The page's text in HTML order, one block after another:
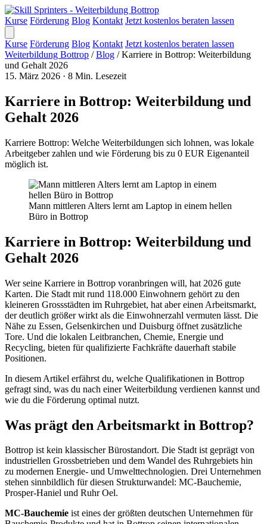
Kurse Förderung Blog Kontakt Jetzt kostenlos beraten lassen
Kurse Förderung Blog Kontakt Jetzt kostenlos beraten lassen
Weiterbildung Bottrop / Blog / Karriere in Bottrop: Weiterbildung
und Gehalt 2026
15. März 2026 · 8 Min. Lesezeit
Karriere in Bottrop: Weiterbildung und
Gehalt 2026
Karriere Bottrop: Welche Weiterbildungen sich lohnen, was lokale
Arbeitgeber zahlen und wie Förderung bis zu 0 EUR Eigenanteil
möglich ist.
Mann mittleren Alters lernt am Laptop in einem hellen
Büro in Bottrop
Karriere in Bottrop: Weiterbildung und
Gehalt 2026
Wer seine Karriere in Bottrop voranbringen will, hat 2026 gute
Karten. Die Stadt mit rund 118.000 Einwohnern gehört zu den
kleineren Grossstädten im Ruhrgebiet, hat aber einen Arbeitsmarkt,
der deutlich größer wirkt als die Einwohnerzahl vermuten lässt. Die
Nähe zu Essen, Gelsenkirchen und Duisburg öffnet zusätzliche
Tore. Und die lokalen Leitbranchen, Chemie, Energie und
Recycling, bieten für qualifizierte Fachkräfte dauerhaft stabile
Positionen.
In diesem Artikel erfährst du, welche Qualifikationen in Bottrop
gefragt sind, was du nach einer Weiterbildung verdienen kannst und
wie du die Förderung optimal nutzt.
Was prägt den Arbeitsmarkt in Bottrop?
Bottrop ist kein klassischer Bürostandort. Die Stadt ist geprägt von
industriellen Grossbetrieben und dem Wandel des Ruhrgebiets hin
zu modernen Energie- und Umwelttechnologien. Drei Unternehmen
stehen sinnbildlich für diesen Strukturwandel: MC-Bauchemie,
Prosper-Haniel und Ruhr Oel.
MC-Bauchemie ist eines der größten deutschen Unternehmen für